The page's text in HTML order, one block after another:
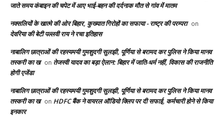
जाते समय कंबाइन की चपेट में आए भाई-बहन की दर्दनाक मौत से गांव में मातम
नक्सलियों के खात्मे की ओर बिहार, कुख्यात गिरोहों का सफाया - राष्ट्र की परम्परा on
देवरिया की बेटी पल्लवी राय ने रचा इतिहास
नाबालिग छात्राओं की रहस्यमयी गुमशुदगी सुलझी, पूर्णिया से बरामद कर पुलिस ने किया मानव
तस्करी का ख on तेजस्वी यादव का बड़ा ऐलान: बिहार में जाति-धर्म नहीं, विकास की राजनीति
होगी एजेंडा
नाबालिग छात्राओं की रहस्यमयी गुमशुदगी सुलझी, पूर्णिया से बरामद कर पुलिस ने किया मानव
तस्करी का ख on HDFC बैंक ने वायरल ऑडियो क्लिप पर दी सफाई, कर्मचारी होने से किया
इनकार